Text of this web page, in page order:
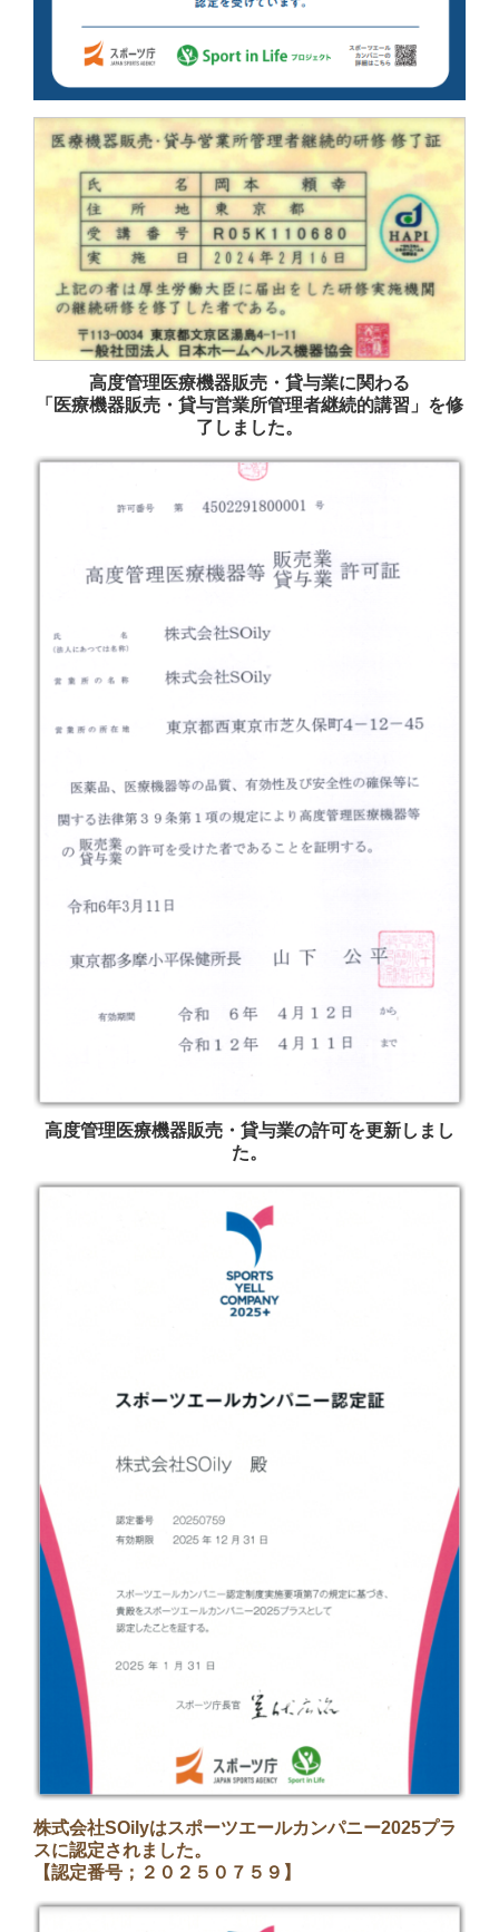
高度管理医療機器販売・貸与業に関わる
「医療機器販売・貸与営業所管理者継続的講習」を修
了しました。
高度管理医療機器販売・貸与業の許可を更新しまし
た。
株式会社SOilyはスポーツエールカンパニー2025プラ
スに認定されました。
【認定番号；２０２５０７５９】